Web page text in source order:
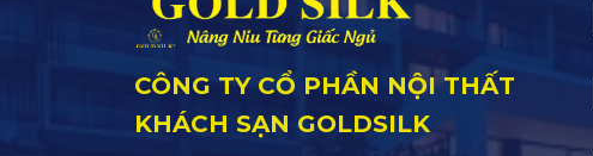
CÔNG TY CỔ PHẦN NỘI THẤT
KHÁCH SẠN GOLDSILK